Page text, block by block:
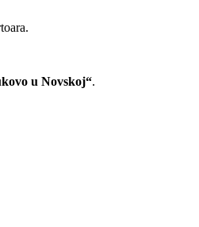
u Novskoj“.